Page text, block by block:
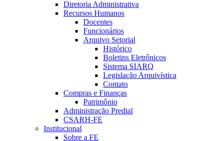
Diretoria Administrativa
Recursos Humanos
Docentes
Funcionários
Arquivo Setorial
Histórico
Boletins Eletrônicos
Sistema SIARQ
Legislação Arquivística
Contato
Compras e Finanças
Patrimônio
Administração Predial
CSARH-FE
Institucional
Sobre a FE